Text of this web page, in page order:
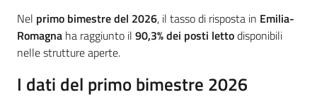
Nel primo bimestre del 2026, il tasso di risposta in Emilia-
Romagna ha raggiunto il 90,3% dei posti lettodisponibili
nelle strutture aperte.
I dati del primo bimestre 2026